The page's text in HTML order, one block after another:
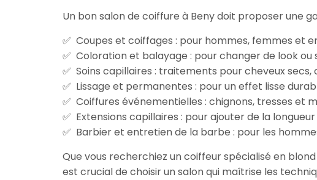
Un bon salon de coiffure à Beny doit proposer une
Coupes et coiffages : pour hommes, femmes et
Coloration et balayage : pour changer de look
Soins capillaires : traitements pour cheveux secs,
Lissage et permanentes : pour un effet lisse
Coiffures événementielles : chignons, tresses et
Extensions capillaires : pour ajouter de la
Barbier et entretien de la barbe : pour les
Que vous recherchiez un coiffeur spécialisé en
est crucial de choisir un salon qui maîtrise les